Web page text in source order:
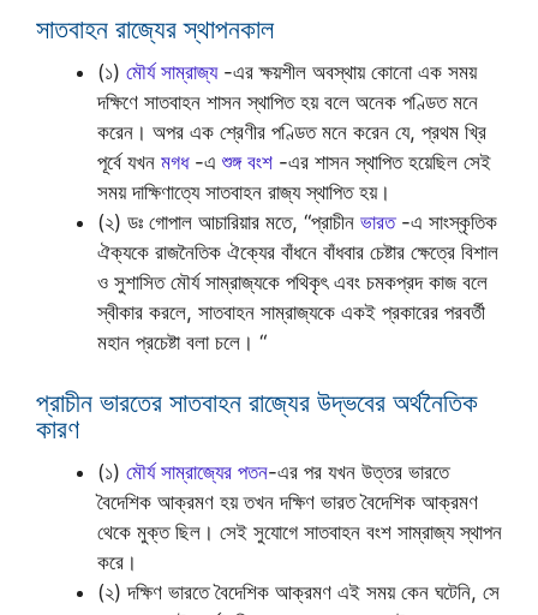
সাতবাহন রাজ্যের স্থাপনকাল
(১) মৌর্য সাম্রাজ্য-এর ক্ষয়শীল অবস্থায় কোনো এক সময়
দক্ষিণে সাতবাহন শাসন স্থাপিত হয় বলে অনেক পণ্ডিত মনে
করেন। অপর এক শ্রেণীর পণ্ডিত মনে করেন যে, প্রথম খ্রি
পূর্বে যখন মগধ-এ শুঙ্গ বংশ -এর শাসন স্থাপিত হয়েছিল সেই
সময় দাক্ষিণাত্যে সাতবাহন রাজ্য স্থাপিত হয়।
(২) ডঃ গোপাল আচারিয়ার মতে, “প্রাচীন ভারত-এ সাংস্কৃতিক
ঐক্যকে রাজনৈতিক ঐক্যের বাঁধনে বাঁধবার চেষ্টার ক্ষেত্রে বিশাল
ও সুশাসিত মৌর্য সাম্রাজ্যকে পথিকৃৎ এবং চমকপ্রদ কাজ বলে
স্বীকার করলে, সাতবাহন সাম্রাজ্যকে একই প্রকারের পরবর্তী
মহান প্রচেষ্টা বলা চলে। “
প্রাচীন ভারতের সাতবাহন রাজ্যের উদ্ভবের অর্থনৈতিক
কারণ
(১) মৌর্য সাম্রাজ্যের পতন-এর পর যখন উত্তর ভারতে
বৈদেশিক আক্রমণ হয় তখন দক্ষিণ ভারত বৈদেশিক আক্রমণ
থেকে মুক্ত ছিল। সেই সুযোগে সাতবাহন বংশ সাম্রাজ্য স্থাপন
করে।
(২) দক্ষিণ ভারতে বৈদেশিক আক্রমণ এই সময় কেন ঘটেনি, সে